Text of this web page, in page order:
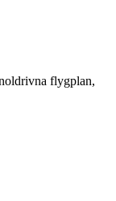
flygplan,